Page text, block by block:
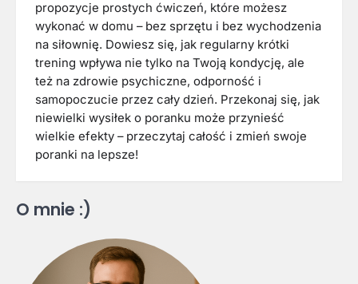
propozycje prostych ćwiczeń, które możesz
wykonać w domu – bez sprzętu i bez wychodzenia
na siłownię. Dowiesz się, jak regularny krótki
trening wpływa nie tylko na Twoją kondycję, ale
też na zdrowie psychiczne, odporność i
samopoczucie przez cały dzień. Przekonaj się, jak
niewielki wysiłek o poranku może przynieść
wielkie efekty – przeczytaj całość i zmień swoje
poranki na lepsze!
O mnie :)